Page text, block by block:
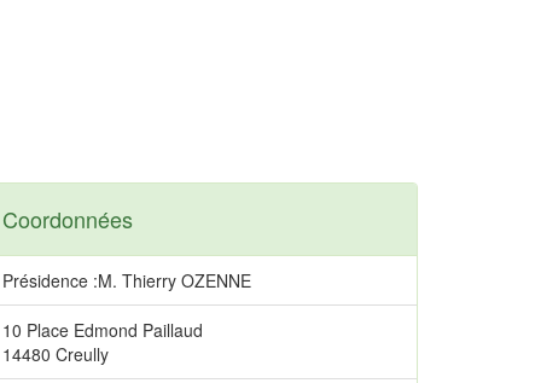
Coordonnées
Présidence :M. Thierry OZENNE
10 Place Edmond Paillaud
14480 Creully